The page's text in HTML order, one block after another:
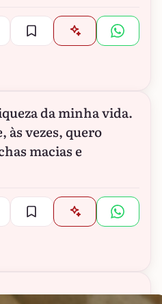
da minha vida.
às vezes, quero
macias e